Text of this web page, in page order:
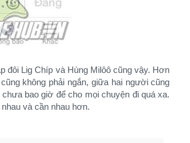
đôi Lig Chíp và Hùng Milôô cũng vậy. Hơn
không phải ngắn, giữa hai người cũng
bao giờ để cho mọi chuyện đi quá xa.
và cần nhau hơn.